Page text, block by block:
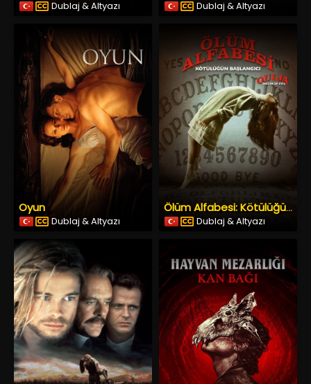
Dublaj & Altyazı Dublaj & Altyazı
Oyun
Dublaj & Altyazı
Ölüm Alfabesi: Kötülüğün Başlangıcı
Dublaj & Altyazı